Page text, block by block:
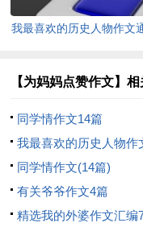
我最喜欢的历史人物作文
【为妈妈点赞作文】相
同学情作文14篇
我最喜欢的历史人物作
同学情作文(14篇)
有关爷爷作文4篇
精选我的外婆作文汇编